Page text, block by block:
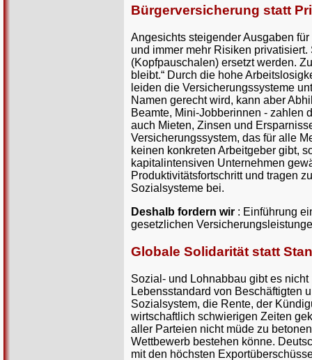
Bürgerversicherung statt
Angesichts steigender Ausgaben
und immer mehr Risiken
(Kopfpauschalen) ersetzt werden.
bleibt.“ Durch die hohe
leiden die Versicherungssysteme
Namen gerecht wird, kann aber
Beamte, Mini-Jobberinnen - zahlen
auch Mieten, Zinsen und
Versicherungssystem, das für alle
keinen konkreten Arbeitgeber gibt,
kapitalintensiven Unternehmen
Produktivitätsfortschritt und tragen
Sozialsysteme bei.
Deshalb fordern wir : Einführung
gesetzlichen
Globale Solidarität statt
Sozial- und Lohnabbau gibt es
Lebensstandard von Beschäftigten
Sozialsystem, die Rente, der
wirtschaftlich schwierigen Zeiten
aller Parteien nicht müde zu
Wettbewerb bestehen könne.
mit den höchsten